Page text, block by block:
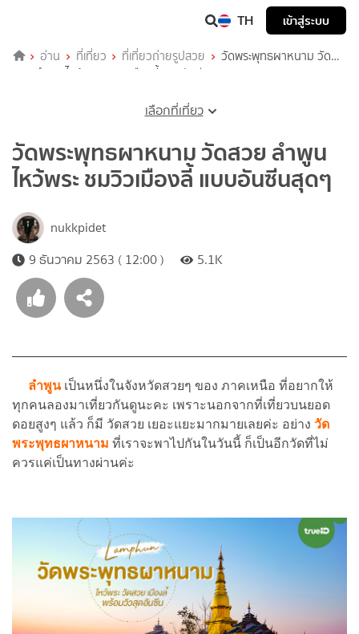
TH เข้าสู่ระบบ
อ่าน ที่เที่ยว ที่เที่ยวถ่ายรูปสวย
วัดพระพุทธผาหนาม วัด
สวย ลำพูน ไหว้พระ ชมวิวเมืองลี้ แบบอันซีนสุดๆ
เลือกที่เที่ยว
วัดพระพุทธผาหนาม วัดสวย ลำพูน
ไหว้พระ ชมวิวเมืองลี้ แบบอันซีนสุดๆ
nukkpidet
9 ธันวาคม 2563 ( 12:00 )
5.1K
ลำพูนเป็นหนึ่งในจังหวัดสวยๆ ของ ภาคเหนือ ที่อยากให้
ทุกคนลองมาเที่ยวกันดูนะคะ เพราะนอกจากที่เที่ยวบนยอด
ดอยสูงๆ แล้ว ก็มี วัดสวย เยอะแยะมากมายเลยค่ะ อย่าง วัด
พระพุทธผาหนาม ที่เราจะพาไปกันในวันนี้ ก็เป็นอีกวัดที่ไม่
ควรแค่เป็นทางผ่านค่ะ